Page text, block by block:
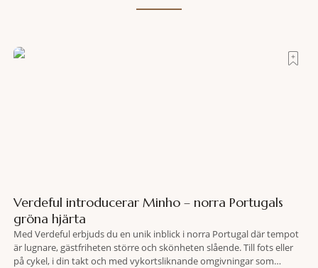
Verdeful introducerar Minho – norra Portugals
gröna hjärta
Med Verdeful erbjuds du en unik inblick i norra Portugal där tempot
är lugnare, gästfriheten större och skönheten slående. Till fots eller
på cykel, i din takt och med vykortsliknande omgivningar som